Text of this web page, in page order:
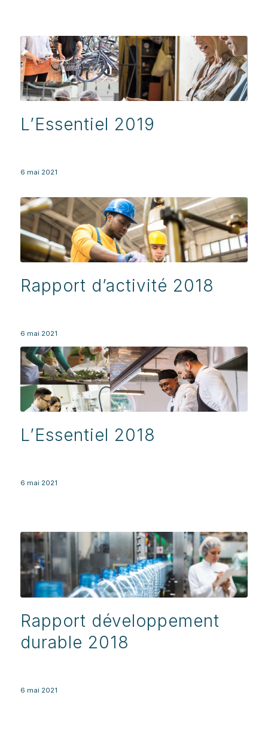
L’Essentiel 2019
6 mai 2021
Rapport d’activité 2018
6 mai 2021
L’Essentiel 2018
6 mai 2021
Rapport développement
durable 2018
6 mai 2021